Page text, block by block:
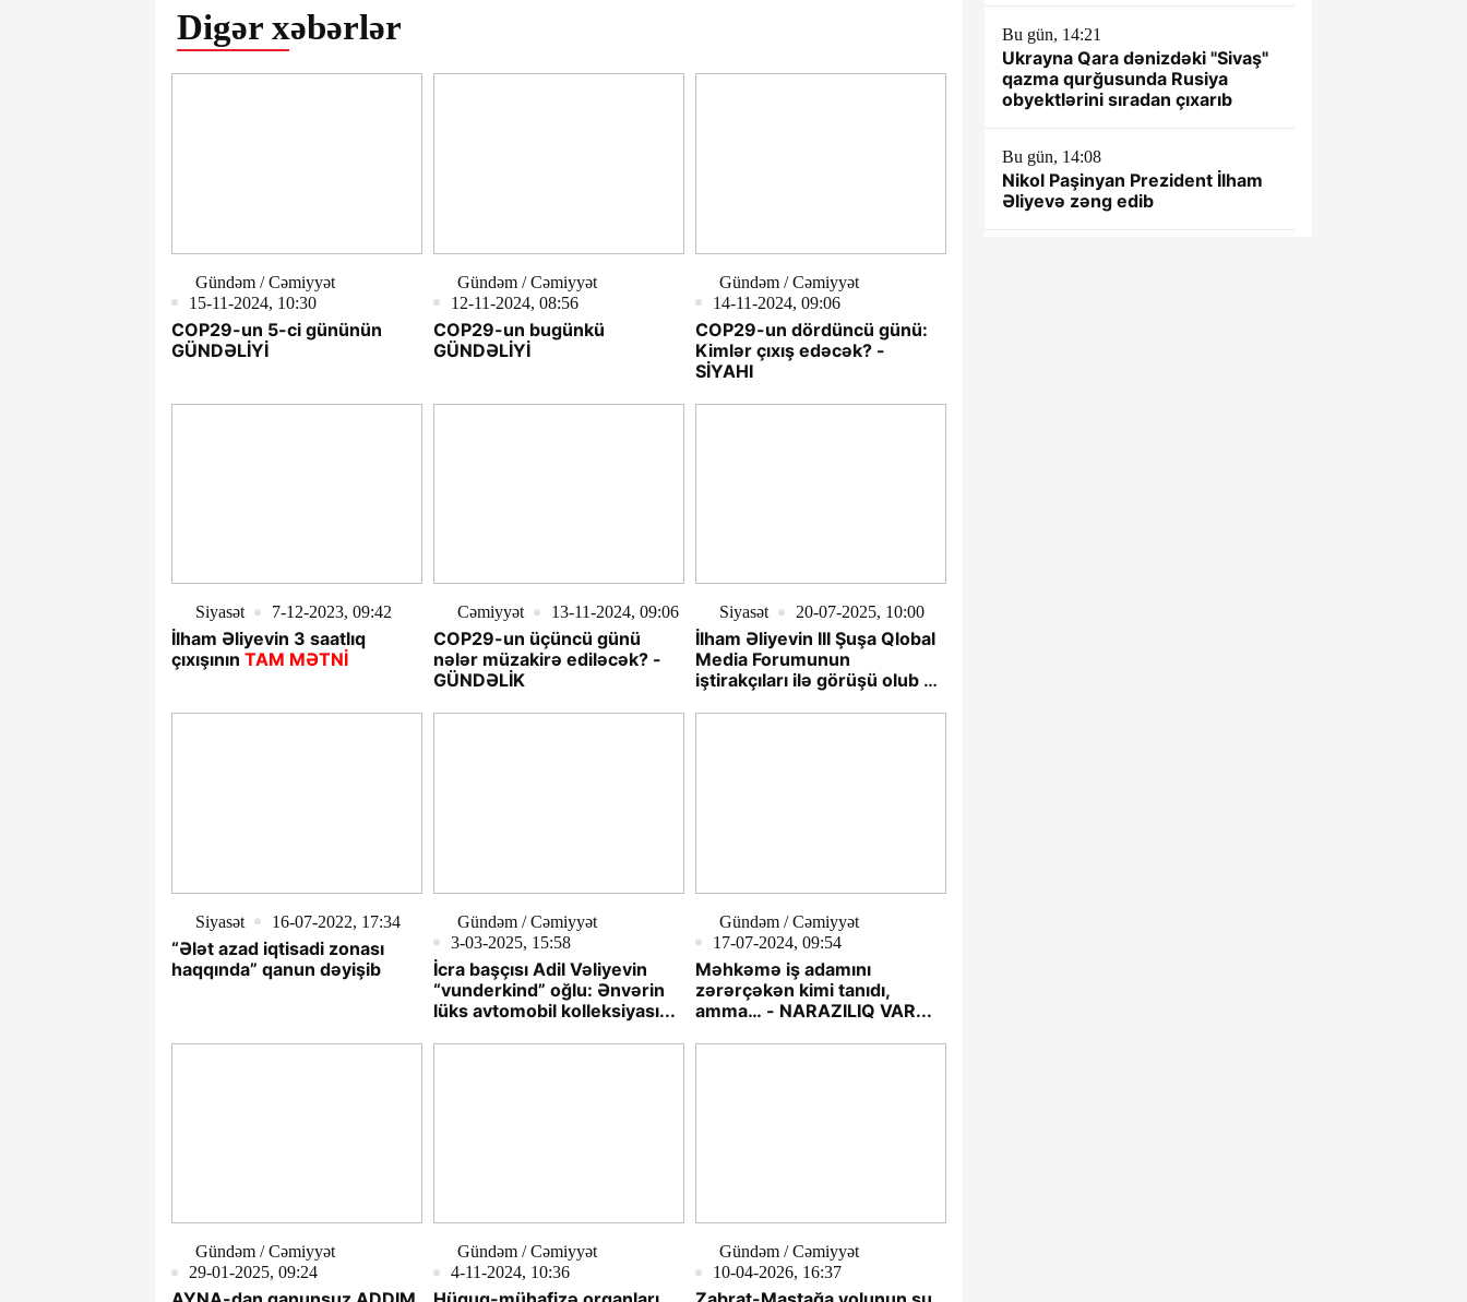
Digər xəbərlər
Gündəm / Cəmiyyət
15-11-2024, 10:30
COP29-un 5-ci gününün
GÜNDƏLİYİ
Gündəm / Cəmiyyət
12-11-2024, 08:56
COP29-un bugünkü
GÜNDƏLİYİ
Gündəm / Cəmiyyət
14-11-2024, 09:06
COP29-un dördüncü günü:
Kimlər çıxış edəcək? -
SİYAHI
Siyasət 7-12-2023, 09:42
İlham Əliyevin 3 saatlıq
çıxışının TAM MƏTNİ
Cəmiyyət 13-11-2024, 09:06
COP29-un üçüncü günü
nələr müzakirə ediləcək? -
GÜNDƏLİK
Siyasət 20-07-2025, 10:00
İlham Əliyevin III Şuşa Qlobal
Media Forumunun
iştirakçıları ilə görüşü olub -
Siyasət 16-07-2022, 17:34
“Ələt azad iqtisadi zonası
haqqında” qanun dəyişib
Gündəm / Cəmiyyət
3-03-2025, 15:58
İcra başçısı Adil Vəliyevin
“vunderkind” oğlu: Ənvərin
lüks avtomobil kolleksiyası...
Gündəm / Cəmiyyət
17-07-2024, 09:54
Məhkəmə iş adamını
zərərçəkən kimi tanıdı,
amma… - NARAZILIQ VAR...
Gündəm / Cəmiyyət
29-01-2025, 09:24
Gündəm / Cəmiyyət
4-11-2024, 10:36
Gündəm / Cəmiyyət
10-04-2026, 16:37
Bu gün, 14:21
Ukrayna Qara dənizdəki "Sivaş"
qazma qurğusunda Rusiya
obyektlərini sıradan çıxarıb
Bu gün, 14:08
Nikol Paşinyan Prezident İlham
Əliyevə zəng edib